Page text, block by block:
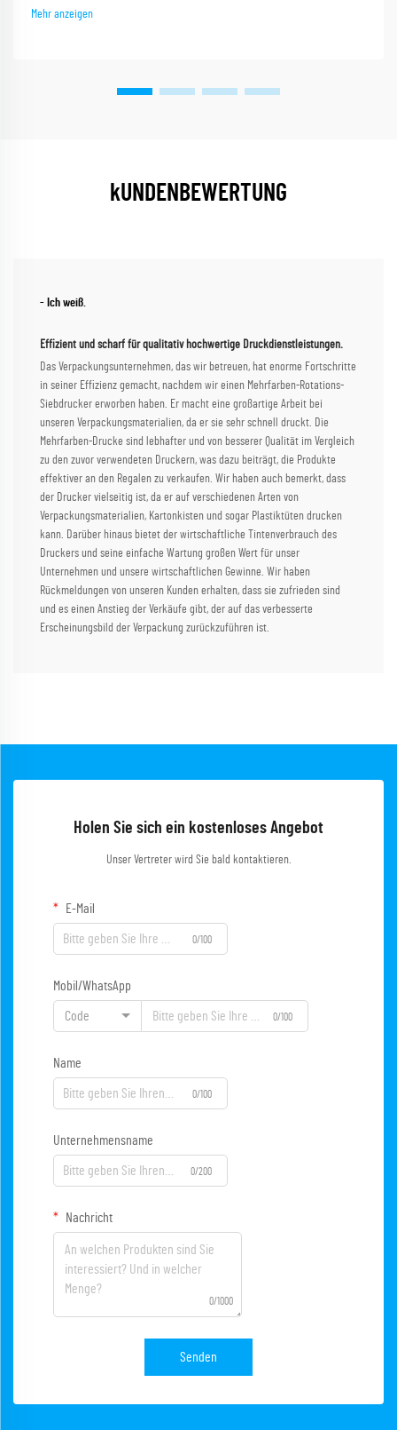
Mehr anzeigen
kUNDENBEWERTUNG
- Ich weiß.
Effizient und scharf für qualitativ hochwertige Druckdienstleistungen.
Das Verpackungsunternehmen, das wir betreuen, hat enorme Fortschritte
in seiner Effizienz gemacht, nachdem wir einen Mehrfarben-Rotations-
Siebdrucker erworben haben. Er macht eine großartige Arbeit bei
unseren Verpackungsmaterialien, da er sie sehr schnell druckt. Die
Mehrfarben-Drucke sind lebhafter und von besserer Qualität im Vergleich
zu den zuvor verwendeten Druckern, was dazu beiträgt, die Produkte
effektiver an den Regalen zu verkaufen. Wir haben auch bemerkt, dass
der Drucker vielseitig ist, da er auf verschiedenen Arten von
Verpackungsmaterialien, Kartonkisten und sogar Plastiktüten drucken
kann. Darüber hinaus bietet der wirtschaftliche Tintenverbrauch des
Druckers und seine einfache Wartung großen Wert für unser
Unternehmen und unsere wirtschaftlichen Gewinne. Wir haben
Rückmeldungen von unseren Kunden erhalten, dass sie zufrieden sind
und es einen Anstieg der Verkäufe gibt, der auf das verbesserte
Erscheinungsbild der Verpackung zurückzuführen ist.
Holen Sie sich ein kostenloses Angebot
Unser Vertreter wird Sie bald kontaktieren.
E-Mail
0/100
Mobil/WhatsApp
Code 0/100
Name
0/100
Unternehmensname
0/200
Nachricht
0/1000
Senden